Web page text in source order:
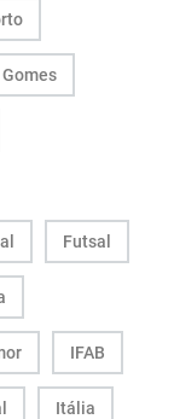
Futsal
IFAB
Itália